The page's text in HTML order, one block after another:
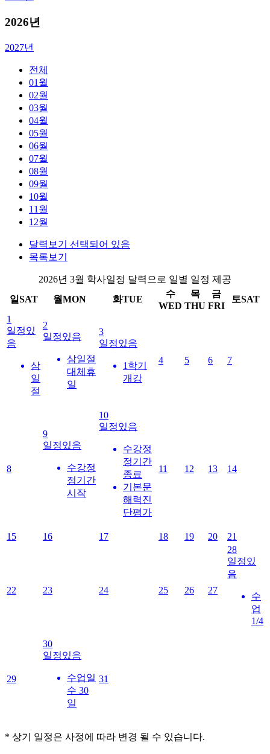
2026년
2027년
전체
01월
02월
03월
04월
05월
06월
07월
08월
09월
10월
11월
12월
달력보기 선택되어 있음
목록보기
2026년 3월 학사일정 달력으로 일별 일정 제공
일SAT 월MON 화TUE
수
WED
목
THU
금
FRI
토SAT
1
일정있
음
삼
일
절
2
일정있음
삼일절
대체휴
일
3
일정있음
1학기
개강
4 5 6 7
8
9
일정있음
수강정
정기간
시작
10
일정있음
수강정
정기간
종료
기본문
해력진
단평가
11 12 13 14
15 16 17 18 19 20 21
22 23 24 25 26 27
28
일정있
음
수
업
1/4
29
30
일정있음
수업일
수 30
일
31
* 상기 일정은 사정에 따라 변경 될 수 있습니다.